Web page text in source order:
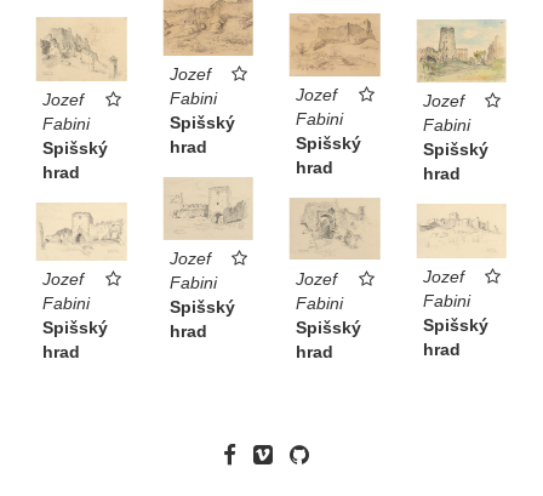
Jozef
Fabini
Spišský
hrad
Jozef
Fabini
Spišský
hrad
Jozef
Fabini
Spišský
hrad
Jozef
Fabini
Spišský
hrad
Jozef
Fabini
Spišský
hrad
Jozef
Fabini
Spišský
hrad
Jozef
Fabini
Spišský
hrad
Jozef
Fabini
Spišský
hrad